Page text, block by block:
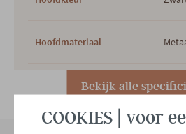
Bekijk alle
Hoofdmateriaal
Aantal colli's
COOKIES | voor